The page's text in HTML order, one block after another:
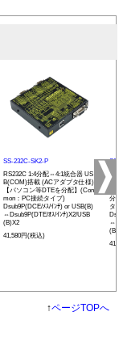
SS-232C-SK2-P
RS232C 1:4分配⇔4:1統合器 US
B(COM)搭載 (ACアダプタ仕様)
【パソコン等DTEを分配】(Com
mon：PC接続タイプ)
Dsub9P(DCE/ﾒｽ/ｲﾝﾁ) or USB(B)
⇔Dsub9P(DTE/ｵｽ/ｲﾝﾁ)X2/USB
(B)X2
41,580円(税込)
SS-
分
タ
↑ページTOPへ